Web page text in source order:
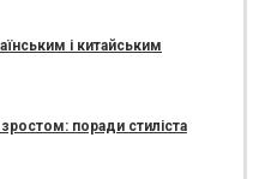
і китайським
поради стиліста